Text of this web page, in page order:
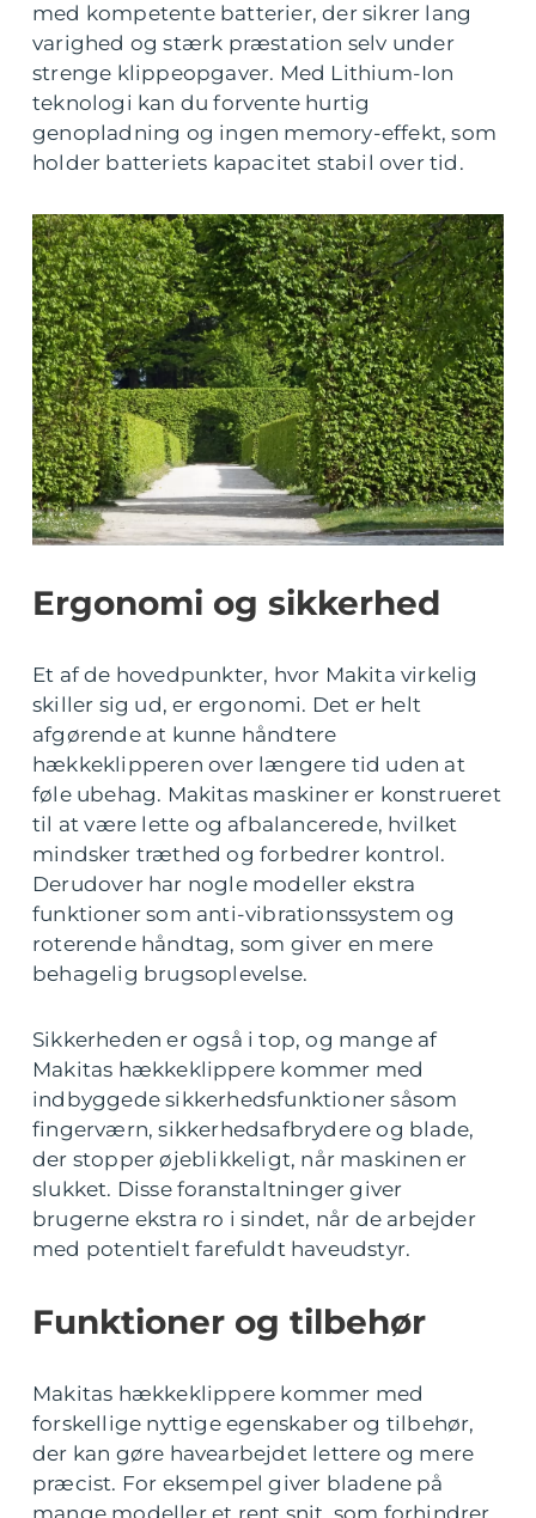
med kompetente batterier, der sikrer lang
varighed og stærk præstation selv under
strenge klippeopgaver. Med Lithium-Ion
teknologi kan du forvente hurtig
genopladning og ingen memory-effekt, som
holder batteriets kapacitet stabil over tid.
Ergonomi og sikkerhed
Et af de hovedpunkter, hvor Makita virkelig
skiller sig ud, er ergonomi. Det er helt
afgørende at kunne håndtere
hækkeklipperen over længere tid uden at
føle ubehag. Makitas maskiner er konstrueret
til at være lette og afbalancerede, hvilket
mindsker træthed og forbedrer kontrol.
Derudover har nogle modeller ekstra
funktioner som anti-vibrationssystem og
roterende håndtag, som giver en mere
behagelig brugsoplevelse.
Sikkerheden er også i top, og mange af
Makitas hækkeklippere kommer med
indbyggede sikkerhedsfunktioner såsom
fingerværn, sikkerhedsafbrydere og blade,
der stopper øjeblikkeligt, når maskinen er
slukket. Disse foranstaltninger giver
brugerne ekstra ro i sindet, når de arbejder
med potentielt farefuldt haveudstyr.
Funktioner og tilbehør
Makitas hækkeklippere kommer med
forskellige nyttige egenskaber og tilbehør,
der kan gøre havearbejdet lettere og mere
præcist. For eksempel giver bladene på
mange modeller et rent snit, som forhindrer